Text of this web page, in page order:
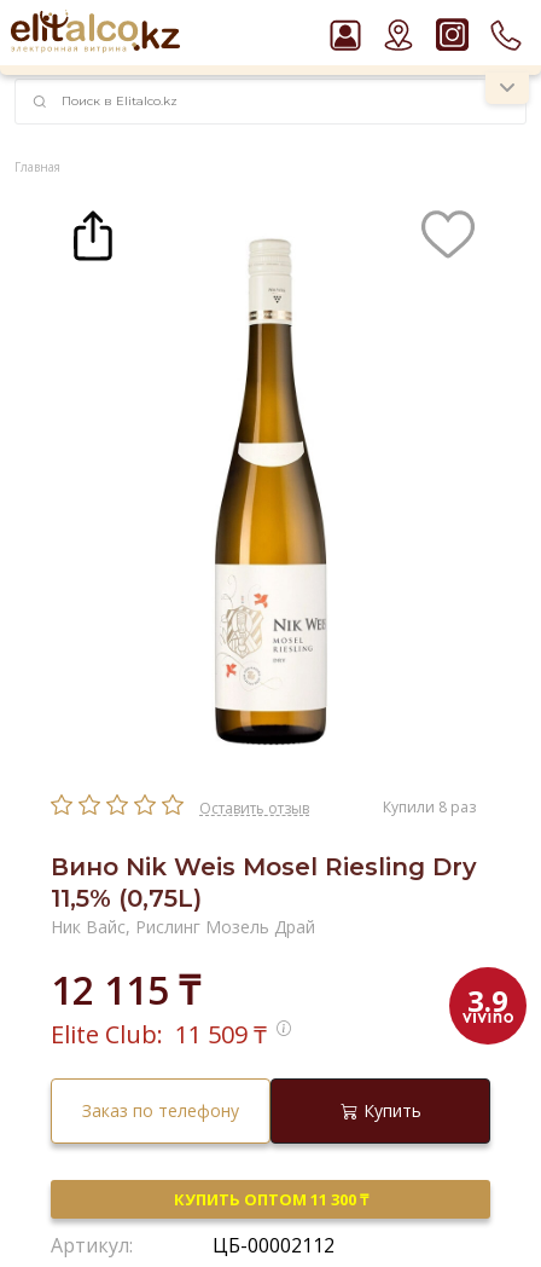
наименований!
instagram.com/rojo.kz
Рекомендуем
Виски Talisker 10 YO Malt 45,8% in Box
Джин Gordon`s London Dry Gin 37,5%
Пиво Guinness Draught 4,2% Can
Ром Captain Morgan White 37,5%
Водка Smirnoff Red Vodka 37,5%
Главная
Оставить отзыв Купили 8 раз
Вино Nik Weis Mosel Riesling Dry
11,5% (0,75L)
Ник Вайс, Рислинг Мозель Драй
12 115 ₸ 3.9
Elite Club: 11 509₸
Заказ по телефону Купить
КУПИТЬ ОПТОМ 11 300 ₸
Артикул:
ЦБ-00002112